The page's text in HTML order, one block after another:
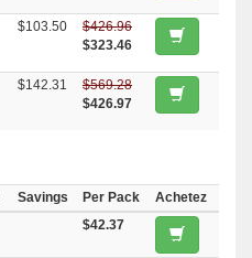
$103.50
$426.96
$323.46
$142.31
$569.28
$426.97
Savings Per Pack
Achetez
$42.37